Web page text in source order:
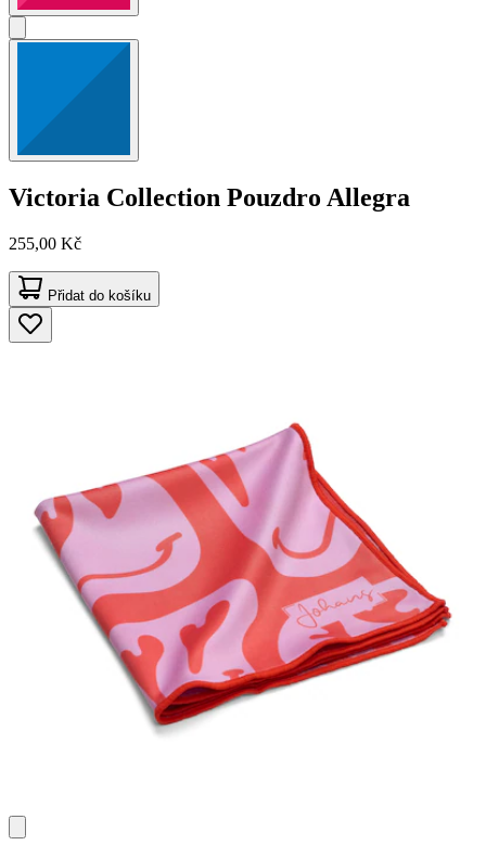
Victoria Collection Pouzdro Allegra
255,00 Kč
Přidat do košíku